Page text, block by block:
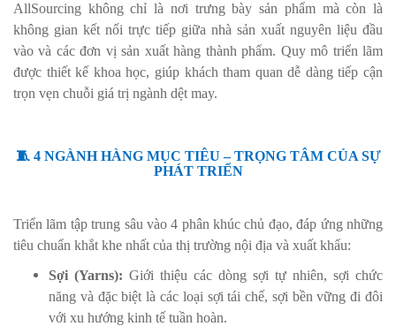
AllSourcing không chỉ là nơi trưng bày sản phẩm mà còn là
không gian kết nối trực tiếp giữa nhà sản xuất nguyên liệu đầu
vào và các đơn vị sản xuất hàng thành phẩm. Quy mô triển lãm
được thiết kế khoa học, giúp khách tham quan dễ dàng tiếp cận
trọn vẹn chuỗi giá trị ngành dệt may.
🧵 4 NGÀNH HÀNG MỤC TIÊU – TRỌNG TÂM CỦA SỰ
PHÁT TRIỂN
Triển lãm tập trung sâu vào 4 phân khúc chủ đạo, đáp ứng những
tiêu chuẩn khắt khe nhất của thị trường nội địa và xuất khẩu:
Sợi (Yarns): Giới thiệu các dòng sợi tự nhiên, sợi chức
năng và đặc biệt là các loại sợi tái chế, sợi bền vững đi đôi
với xu hướng kinh tế tuần hoàn.